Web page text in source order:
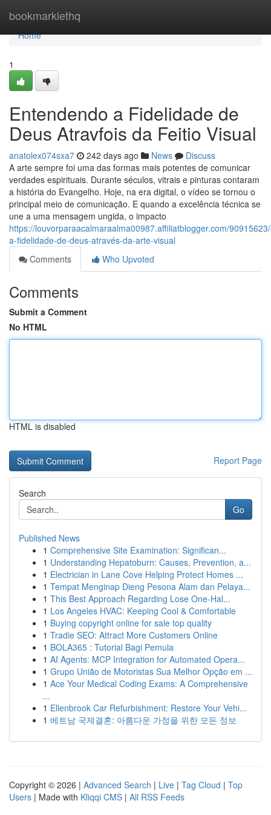
bookmarklethq
Home
Home
1
Entendendo a Fidelidade de
Deus Atravfois da Feitio Visual
anatolex074sxa7 242 days ago News
Discuss
A arte sempre foi uma das formas mais potentes de comunicar
verdades espirituais. Durante séculos, vitrais e pinturas contaram
a história do Evangelho. Hoje, na era digital, o vídeo se tornou o
principal meio de comunicação. E quando a excelência técnica se
une a uma mensagem ungida, o impacto
https://louvorparaacalmaraalma00987.affiliatblogger.com/
a-fidelidade-de-deus-através-da-arte-visual
Comments
Who Upvoted
Comments
Submit a Comment
No HTML
HTML is disabled
Report Page
Search
Go
Published News
1 Comprehensive Site Examination: Significan...
1 Understanding Hepatoburn: Causes, Prevention, a...
1 Electrician in Lane Cove Helping Protect Homes ...
1 Tempat Menginap Dieng Pesona Alam dan Pelaya...
1 This Best Approach Regarding Lose One-Hal...
1 Los Angeles HVAC: Keeping Cool & Comfortable
1 Buying copyright online for sale top quality
1 Tradie SEO: Attract More Customers Online
1 BOLA365 : Tutorial Bagi Pemula
1 AI Agents: MCP Integration for Automated Opera...
1 Grupo União de Motoristas Sua Melhor Opção em ...
1 Ace Your Medical Coding Exams: A Comprehensive
...
1 Ellenbrook Car Refurbishment: Restore Your Vehi...
1 베트남 국제결혼: 아름다운 가정을 위한 모든 정보
Copyright © 2026 | Advanced Search | Live | Tag Cloud | Top
Users | Made with Kliqqi CMS | All RSS Feeds